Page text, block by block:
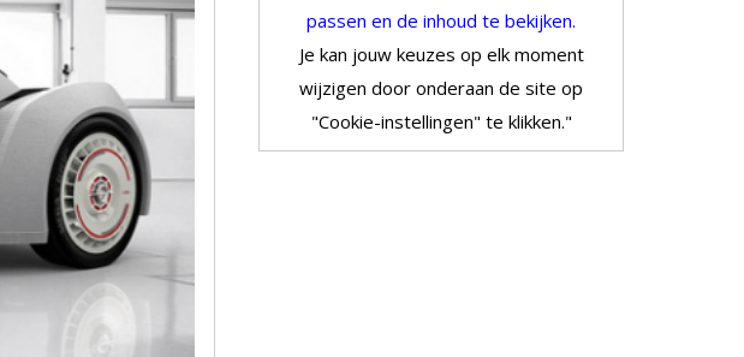
passen en de inhoud te bekijken.
Je kan jouw keuzes op elk moment
wijzigen door onderaan de site op
"Cookie-instellingen" te klikken."